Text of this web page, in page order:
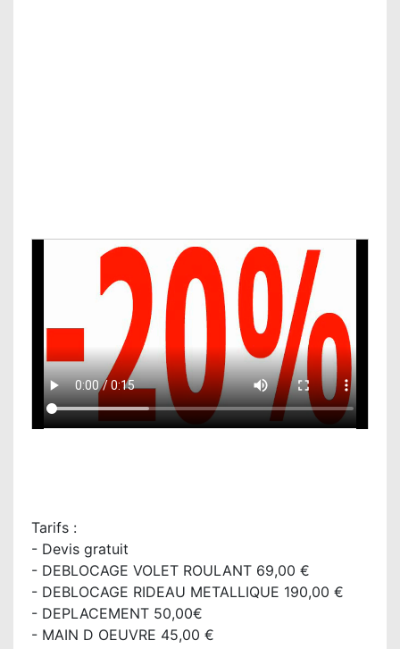
Tarifs :
- Devis gratuit
- DEBLOCAGE VOLET ROULANT 69,00 €
- DEBLOCAGE RIDEAU METALLIQUE 190,00 €
- DEPLACEMENT 50,00€
- MAIN D OEUVRE 45,00 €